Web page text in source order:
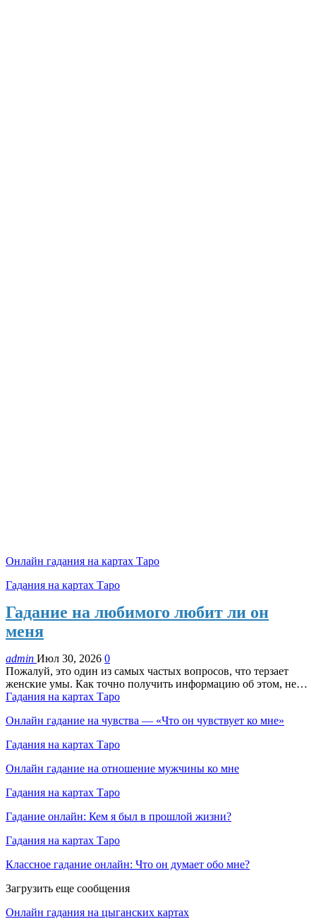
Онлайн гадания на картах Таро
Гадания на картах Таро
Гадание на любимого любит ли он
меня
admin Июл 30, 2026 0
Пожалуй, это один из самых частых вопросов, что терзает
женские умы. Как точно получить информацию об этом, не…
Гадания на картах Таро
Онлайн гадание на чувства — «Что он чувствует ко мне»
Гадания на картах Таро
Онлайн гадание на отношение мужчины ко мне
Гадания на картах Таро
Гадание онлайн: Кем я был в прошлой жизни?
Гадания на картах Таро
Классное гадание онлайн: Что он думает обо мне?
Загрузить еще сообщения
Онлайн гадания на цыганских картах